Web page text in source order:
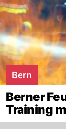
Bern
Berner
Training